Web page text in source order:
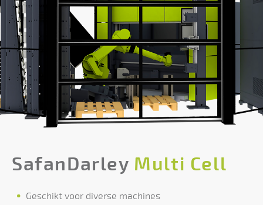
SafanDarley Multi Cell
Geschikt voor diverse machines